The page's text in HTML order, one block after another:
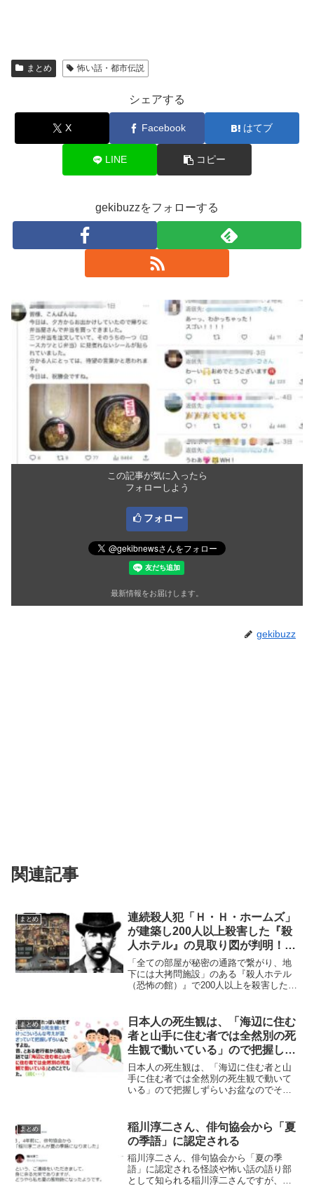
まとめ 怖い話・都市伝説
シェアする
X Facebook はてブ
LINE コピー
gekibuzzをフォローする
この記事が気に入ったら
フォローしよう
フォロー
最新情報をお届けします。
gekibuzz
関連記事
まとめ
連続殺人犯「Ｈ・Ｈ・ホームズ」
が建築し200人以上殺害した『殺
人ホテル』の見取り図が判明！
「全ての部屋が秘密の通路で繋が
り、地下には大拷問施設」
「全ての部屋が秘密の通路で繋がり、地
下には大拷問施設」のある『殺人ホテル
（恐怖の館）』で200人以上を殺害したと
ホテルの見取り図が判明しました。
「Ｈ・Ｈ・ホームズ」が...
まとめ
日本人の死生観は、「海辺に住む
者と山手に住む者では全然別の死
生観で動いている」ので把握しず
らい
日本人の死生観は、「海辺に住む者と山
手に住む者では全然別の死生観で動いて
いる」ので把握しずらいお盆なのでそれ
握しずらいんですよね。昔、とある老行
者から聞いた話では「海辺...
まとめ
稲川淳二さん、俳句協会から「夏
の季語」に認定される
稲川淳二さん、俳句協会から「夏の季
語」に認定される怪談や怖い話の語り部
として知られる稲川淳二さんですが、遂